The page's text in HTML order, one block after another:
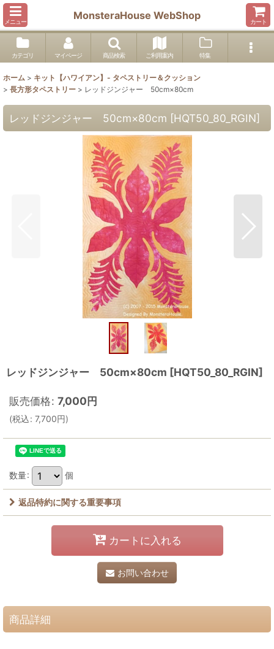
メニュー
MonsteraHouse WebShop
カート
カテゴリ マイページ 商品検索 ご利用案内 特集
ホーム > キット【ハワイアン】- タペストリー＆クッション
> 長方形タペストリー > レッドジンジャー 50cm×80cm
レッドジンジャー 50cm×80cm [HQT50_80_RGIN]
レッドジンジャー 50cm×80cm [HQT50_80_RGIN]
販売価格: 7,000円
(税込: 7,700円)
数量: 個
返品特約に関する重要事項
カートに入れる
お問い合わせ
商品詳細